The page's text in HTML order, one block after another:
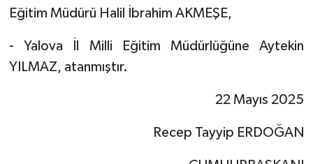
Eğitim Müdürü Halil İbrahim AKMEŞE,
- Yalova İl Milli Eğitim Müdürlüğüne Aytekin
YILMAZ, atanmıştır.
22 Mayıs 2025
Recep Tayyip ERDOĞAN